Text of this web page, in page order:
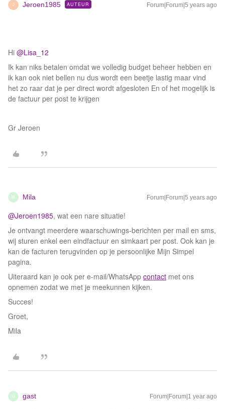
J Jeroen1985 AUTEUR Forum|Forum|5 years ago
Hi @Lisa_12
Ik kan niks betalen omdat we volledig budget beheer hebben en
ik kan ook niet bellen nu dus wordt een beetje lastig maar vind
het zo raar dat je per direct wordt afgesloten En of het mogelijk is
de factuur per post te krijgen
Gr Jeroen
M Mila Forum|Forum|5 years ago
@Jeroen1985, wat een nare situatie!
Je ontvangt meerdere waarschuwings-berichten per mail en sms,
wij sturen enkel een eindfactuur en simkaart per post. Ook kan je
kan de facturen terugvinden op je persoonlijke Mijn Simpel
pagina.
Uiteraard kan je ook per e-mail/WhatsApp contact met ons
opnemen zodat we met je meekunnen kijken.
Succes!
Groet,
Mila
G gast Forum|Forum|1 year ago